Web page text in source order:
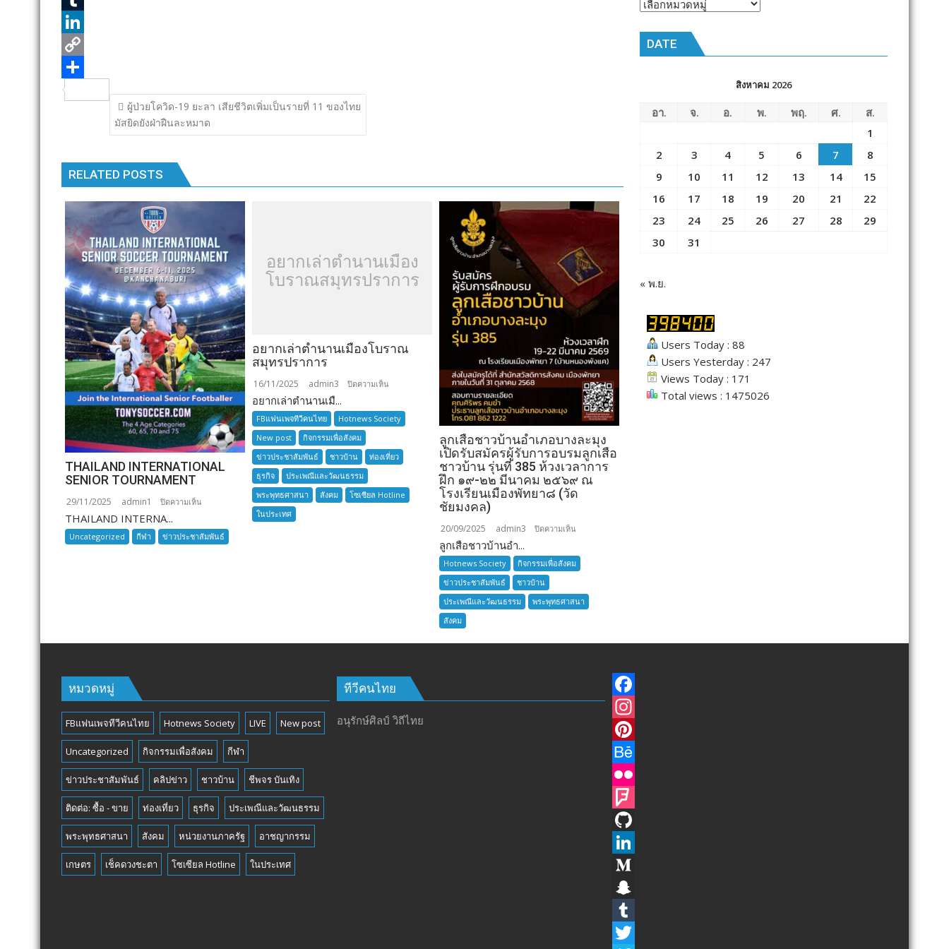
nne
b
o
o
t
e
n
e
T
u
m
b
L
n
n
C
o
n
k
a
e
แนะแนว
เรื่อง
ผู้ป่วยโควิด-19 ยะลา เสียชีวิตเพิ่มเป็นรายที่ 11 ของไทย
มัสยิดยังฝ่าฝืนละหมาด
RELATED POSTS
THAILAND INTERNATIONAL
SENIOR TOURNAMENT
29/11/2025 admin1 ปิดความเห็น
INTERNATIONAL
SENIOR
THAILAND INTERNA...
Uncategorized กีฬา ข่าวประชาสัมพันธ์
อยากเล่าตำนานเมือง
โบราณสมุทรปราการ
อยากเล่าตำนานเมืองโบราณ
สมุทรปราการ
16/11/2025 admin3 ปิดความเห็น
เล่า
ตำนาน
โบราณ
อยากเล่าตำนานเมื...
FBแฟนเพจทีวีคนไทย
Hotnews Society
New post
กิจกรรมเพื่อสังคม
ข่าวประชาสัมพันธ์
ชาวบ้าน
ท่องเที่ยว
ธุรกิจ
ประเพณีและวัฒนธรรม
พระพุทธศาสนา
สังคม
โซเซียล Hotline
ในประเทศ
ลูกเสือชาวบ้านอำเภอบางละมุง
เปิดรับสมัครผู้รับการอบรมลูกเสือ
ชาวบ้าน รุ่นที่ 385 ห้วงเวลาการ
ฝึก ๑๙-๒๒ มีนาคม ๒๕๖๙ ณ
โรงเรียนเมืองพัทยา๘ (วัด
ชัยมงคล)
20/09/2025 admin3 ปิดความเห็น
เสือ
ชาว
อำเภอ
การ
ลูกเสือชาวบ้านอำ...
Hotnews Society
กิจกรรมเพื่อสังคม
ข่าวประชาสัมพันธ์
ชาวบ้าน
ประเพณีและวัฒนธรรม
พระพุทธศาสนา
สังคม
DATE
สิงหาคม 2026
อา. จ. อ. พ. พฤ. ศ.
ส.
1
2
3 4 5 6 7
8
9
10 11 12 13 14
15
16
17 18 19 20 21
22
23
24 25 26 27 28
29
30
31
« พ.ย.
Users Today : 88
Users Yesterday : 247
Views Today : 171
Total views : 1475026
หมวดหมู่
FBแฟนเพจทีวีคนไทย Hotnews Society LIVE New post
Uncategorized กิจกรรมเพื่อสังคม กีฬา
ข่าวประชาสัมพันธ์ คลิปข่าว ชาวบ้าน ชีพจร บันเทิง
ติดต่อ: ซื้อ - ขาย ท่องเที่ยว ธุรกิจ ประเพณีและวัฒนธรรม
พระพุทธศาสนา สังคม หน่วยงานภาครัฐ อาชญากรรม
เกษตร เช็คดวงชะตา โซเซียล Hotline ในประเทศ
ทีวีคนไทย
อนุรักษ์ศิลป์ วิถีไทย
F
a
c
e
o
o
k
I
n
s
a
g
a
m
P
t
e
e
t
B
h
a
n
c
c
k
F
o
u
r
q
G
t
H
u
L
k
M
d
nT